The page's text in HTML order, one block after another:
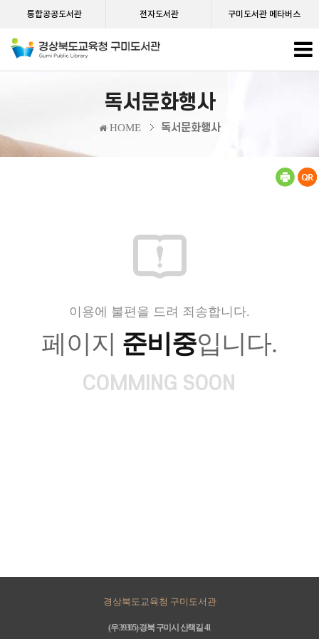
통합공공도서관 전자도서관 구미도서관 메타버스
독서문화행사
HOME 독서문화행사
이용에 불편을 드려 죄송합니다.
페이지 준비중입니다.
COMMING SOON
경상북도교육청 구미도서관
(우 39305) 경북 구미시 산책길 41